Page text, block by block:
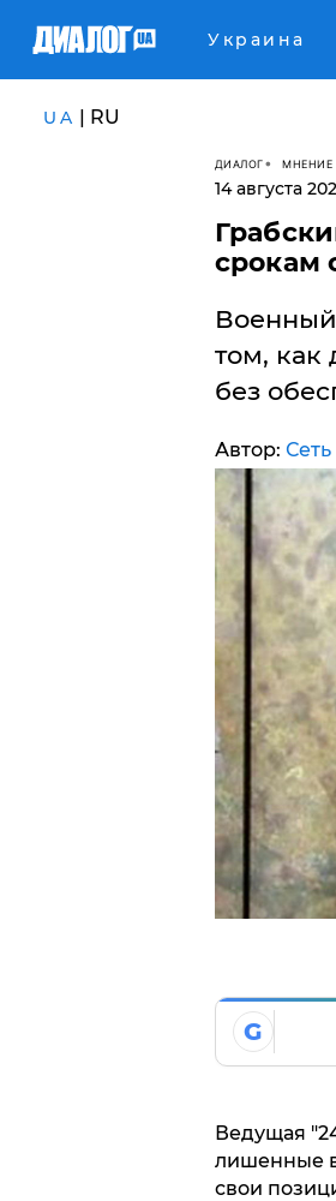
Украина
UA | RU
ДИАЛОГ МНЕНИЕ
14 августа
срокам
Военный
том, как
без
Автор: Сеть
G
Ведущая
лишенные
свои